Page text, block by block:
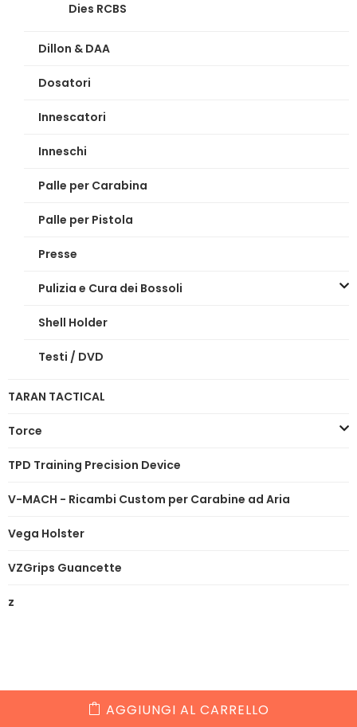
AGGIUNGI AL CARRELLO
Dies RCBS
Dillon & DAA
Dosatori
Innescatori
Inneschi
Palle per Carabina
Palle per Pistola
Presse
Pulizia e Cura dei Bossoli
Shell Holder
Testi / DVD
TARAN TACTICAL
Torce
TPD Training Precision Device
V-MACH - Ricambi Custom per Carabine ad Aria
Vega Holster
VZGrips Guancette
z